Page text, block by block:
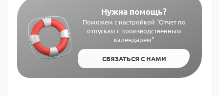
Нужна помощь?
Поможем с настройкой "Отчет по
отпускам с производственным
календарем"
СВЯЗАТЬСЯ С НАМИ